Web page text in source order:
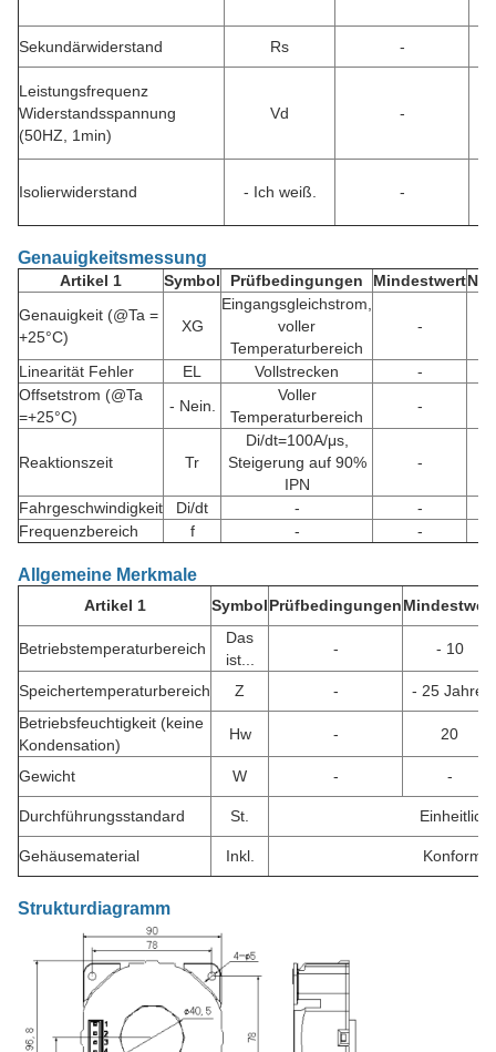
Sekundärwiderstand Rs -
Leistungsfrequenz
Widerstandsspannung
(50HZ, 1min)
Vd -
Isolierwiderstand - Ich weiß. -
Genauigkeitsmessung
Artikel 1 Symbol Prüfbedingungen Mindestwert
Genauigkeit (@Ta =
+25°C)
XG
Eingangsgleichstrom,
voller
Temperaturbereich
-
Linearität Fehler EL Vollstrecken
-
Offsetstrom (@Ta
=+25°C)
- Nein.
Voller
Temperaturbereich
-
Reaktionszeit Tr
Di/dt=100A/μs,
Steigerung auf 90%
IPN
-
Fahrgeschwindigkeit Di/dt -
-
Frequenzbereich
f - -
Allgemeine Merkmale
Artikel 1 SymbolPrüfbedingungenMindestwert
Betriebstemperaturbereich
Das
ist...
- - 10
Speichertemperaturbereich Z -
- 25 Jahre.
Betriebsfeuchtigkeit (keine
Kondensation)
Hw - 20
Gewicht W - -
Durchführungsstandard St.
Gehäusematerial Inkl. Konform
Strukturdiagramm